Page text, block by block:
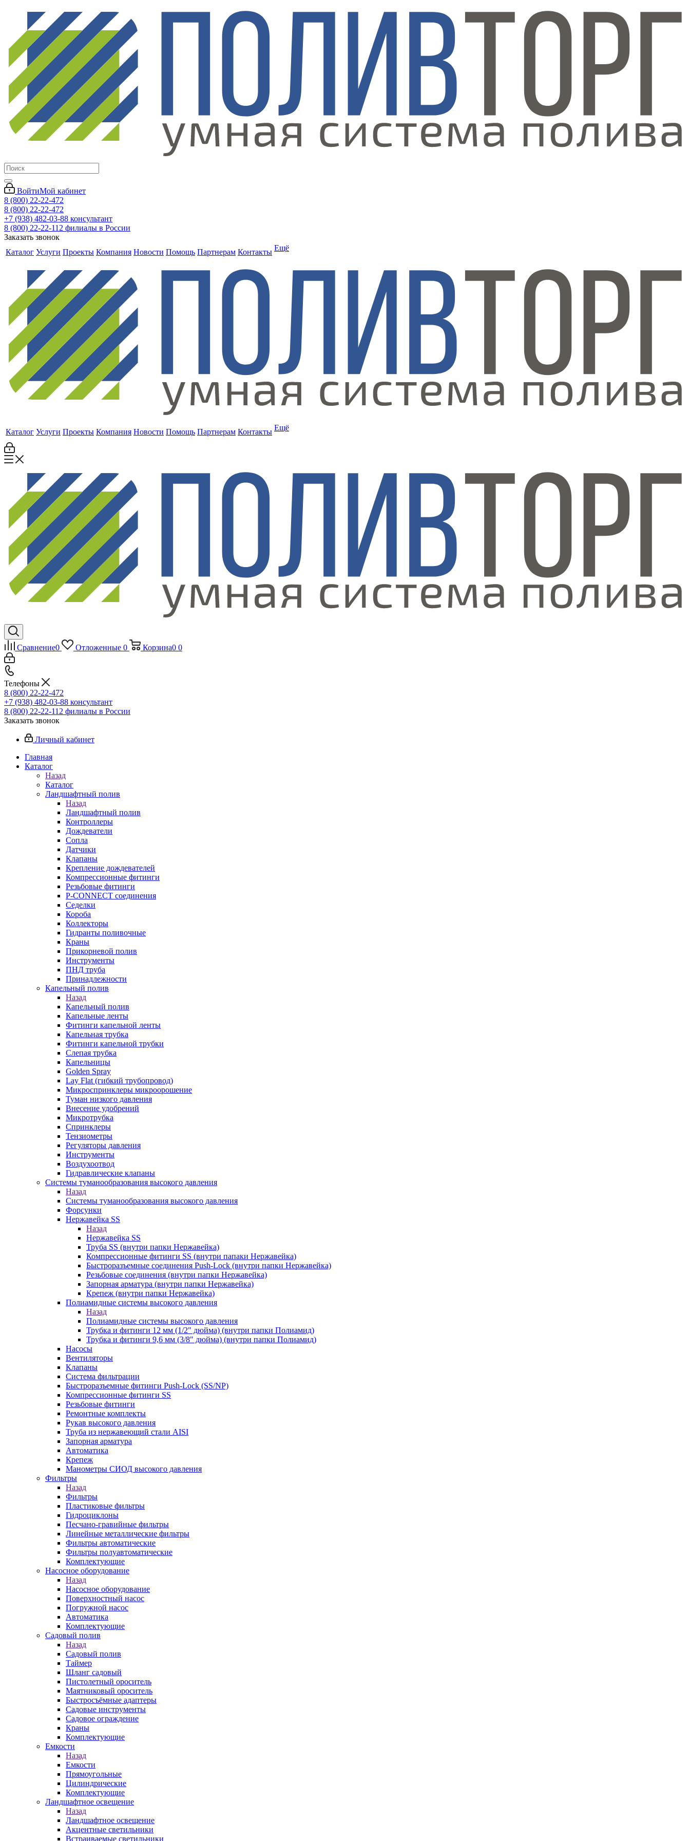
ВойтиМой кабинет
8 (800) 22-22-472
8 (800) 22-22-472
+7 (938) 482-03-88 консультант
8 (800) 22-22-112 филиалы в России
Заказать звонок
Каталог Услуги Проекты Компания Новости Помощь Партнерам Контакты Ещё
Каталог Услуги Проекты Компания Новости Помощь Партнерам Контакты Ещё
Сравнение0 Отложенные 0 Корзина0 0
Телефоны
8 (800) 22-22-472
+7 (938) 482-03-88 консультант
8 (800) 22-22-112 филиалы в России
Заказать звонок
Личный кабинет
Главная
Каталог
Назад
Каталог
Ландшафтный полив
Назад
Ландшафтный полив
Контроллеры
Дождеватели
Сопла
Датчики
Клапаны
Крепление дождевателей
Компрессионные фитинги
Резьбовые фитинги
P-CONNECT соединения
Седелки
Короба
Коллекторы
Гидранты поливочные
Краны
Прикорневой полив
Инструменты
ПНД труба
Принадлежности
Капельный полив
Назад
Капельный полив
Капельные ленты
Фитинги капельной ленты
Капельная трубка
Фитинги капельной трубки
Слепая трубка
Капельницы
Golden Spray
Lay Flat (гибкий трубопровод)
Микроспринклеры микроорошение
Туман низкого давления
Внесение удобрений
Микротрубка
Спринклеры
Тензиометры
Регуляторы давления
Инструменты
Воздухоотвод
Гидравлические клапаны
Системы туманообразования высокого давления
Назад
Системы туманообразования высокого давления
Форсунки
Нержавейка SS
Назад
Нержавейка SS
Труба SS (внутри папки Нержавейка)
Компрессионные фитинги SS (внутри папаки Нержавейка)
Быстроразъемные соединения Push-Lock (внутри папки Нержавейка)
Резьбовые соединения (внутри папки Нержавейка)
Запорная арматура (внутри папки Нержавейка)
Крепеж (внутри папки Нержавейка)
Полиамидные системы высокого давления
Назад
Полиамидные системы высокого давления
Трубка и фитинги 12 мм (1/2" дюйма) (внутри папки Полиамид)
Трубка и фитинги 9,6 мм (3/8" дюйма) (внутри папки Полиамид)
Насосы
Вентиляторы
Клапаны
Система фильтрации
Быстроразъемные фитинги Push-Lock (SS/NP)
Компрессионные фитинги SS
Резьбовые фитинги
Ремонтные комплекты
Рукав высокого давления
Труба из нержавеющий стали AISI
Запорная арматура
Автоматика
Крепеж
Манометры СИОД высокого давления
Фильтры
Назад
Фильтры
Пластиковые фильтры
Гидроциклоны
Песчано-гравийные фильтры
Линейные металлические фильтры
Фильтры автоматические
Фильтры полуавтоматические
Комплектующие
Насосное оборудование
Назад
Насосное оборудование
Поверхностный насос
Погружной насос
Автоматика
Комплектующие
Садовый полив
Назад
Садовый полив
Таймер
Шланг садовый
Пистолетный ороситель
Маятниковый ороситель
Быстросъёмные адаптеры
Садовые инструменты
Садовое ограждение
Краны
Комплектующие
Емкости
Назад
Емкости
Прямоугольные
Цилиндрические
Комплектующие
Ландшафтное освещение
Назад
Ландшафтное освещение
Акцентные светильники
Встраиваемые светильники